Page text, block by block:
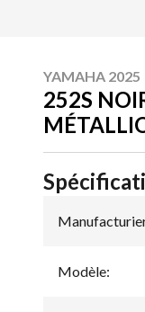
YAMAHA 2025
252S
Modèle: